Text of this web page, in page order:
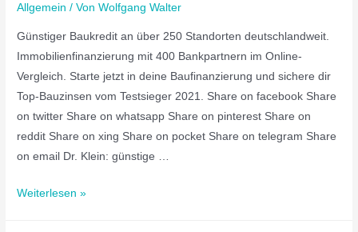
Allgemein / VonWolfgang Walter
Günstiger Baukredit an über 250 Standorten deutschlandweit.
Immobilienfinanzierung mit 400 Bankpartnern im Online-
Vergleich. Starte jetzt in deine Baufinanzierung und sichere dir
Top-Bauzinsen vom Testsieger 2021. Share on facebook Share
on twitter Share on whatsapp Share on pinterest Share on
reddit Share on xing Share on pocket Share on telegram Share
on email Dr. Klein: günstige …
Weiterlesen »